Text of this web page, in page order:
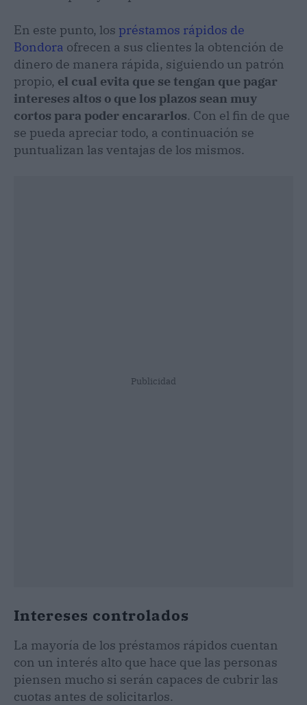
En este punto, los préstamos rápidos de
Bondora ofrecen a sus clientes la obtención de
dinero de manera rápida, siguiendo un patrón
propio, el cual evita que se tengan que pagar
intereses altos o que los plazos sean muy
cortos para poder encararlos. Con el fin de que
se pueda apreciar todo, a continuación se
puntualizan las ventajas de los mismos.
Publicidad
Intereses controlados
La mayoría de los préstamos rápidos cuentan
con un interés alto que hace que las personas
piensen mucho si serán capaces de cubrir las
cuotas antes de solicitarlos.